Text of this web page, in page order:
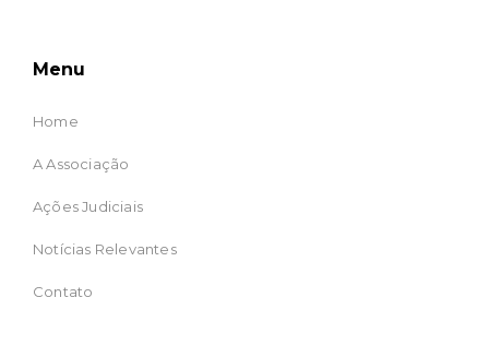
Menu
Home
A Associação
Ações Judiciais
Notícias Relevantes
Contato